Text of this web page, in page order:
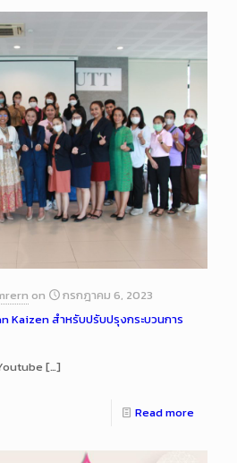
on
กรกฎาคม 6, 2023
Kaizen สำหรับปรับปรุงกระบวนการ
[…]
Read more